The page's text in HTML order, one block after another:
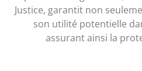
Justice, garantit non
son utilité potentielle
assurant ainsi la